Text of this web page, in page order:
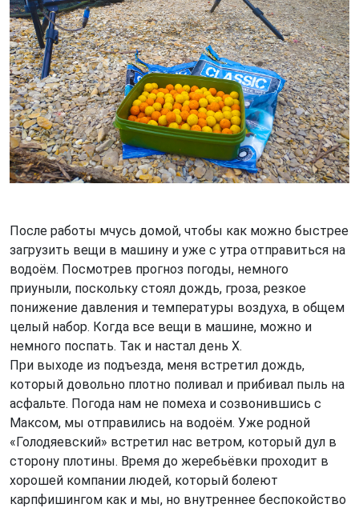
После работы мчусь домой, чтобы как можно быстрее
загрузить вещи в машину и уже с утра отправиться на
водоём. Посмотрев прогноз погоды, немного
приуныли, поскольку стоял дождь, гроза, резкое
понижение давления и температуры воздуха, в общем
целый набор. Когда все вещи в машине, можно и
немного поспать. Так и настал день Х.
При выходе из подъезда, меня встретил дождь,
который довольно плотно поливал и прибивал пыль на
асфальте. Погода нам не помеха и созвонившись с
Максом, мы отправились на водоём. Уже родной
«Голодяевский» встретил нас ветром, который дул в
сторону плотины. Время до жеребьёвки проходит в
хорошей компании людей, который болеют
карпфишингом как и мы, но внутреннее беспокойство